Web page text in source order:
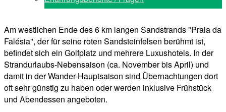
Am westlichen Ende des 6 km langen Sandstrands "Praia da
Falésia", der für seine roten Sandsteinfelsen berühmt ist,
befindet sich ein Golfplatz und mehrere Luxushotels. In der
Strandurlaubs-Nebensaison (ca. November bis April) und
damit in der Wander-Hauptsaison sind Übernachtungen dort
oft sehr günstig zu haben oder werden inklusive Frühstück
und Abendessen angeboten.